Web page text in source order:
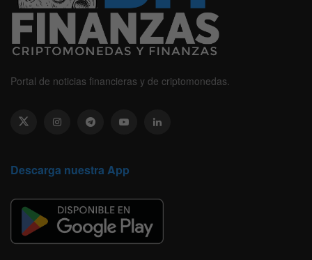
Portal de noticias financieras y de criptomonedas.
Descarga nuestra App